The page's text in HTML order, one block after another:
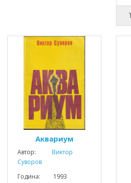
Аквариум
Автор:
Виктор
Суворов
Година: 1993